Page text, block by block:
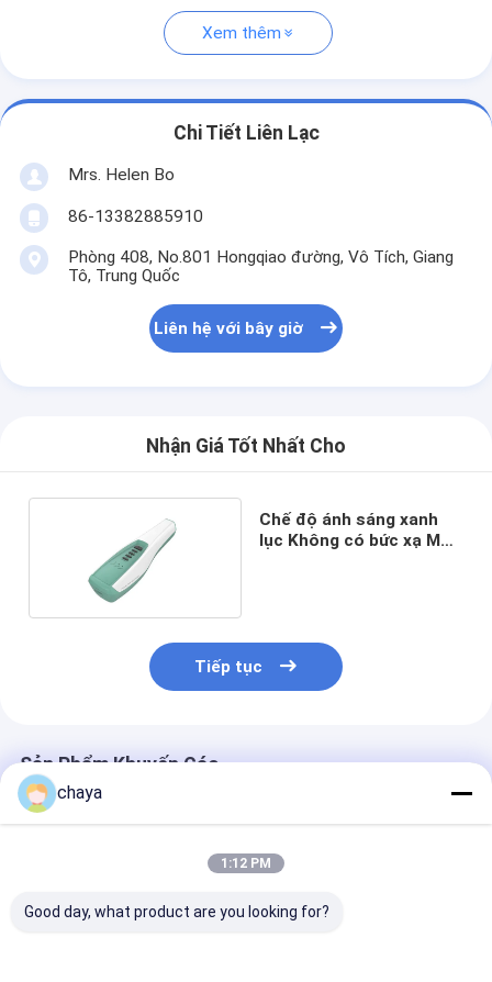
Xem thêm
Chi Tiết Liên Lạc
Mrs. Helen Bo
86-13382885910
Phòng 408, No.801 Hongqiao đường, Vô Tích, Giang
Tô, Trung Quốc
Liên hệ với bây giờ
Nhận Giá Tốt Nhất Cho
Chế độ ánh sáng xanh
lục Không có bức xạ Máy
Tiếp tục
Sản Phẩm Khuyến Cáo
chaya
1:12 PM
Good day, what product are you looking for?